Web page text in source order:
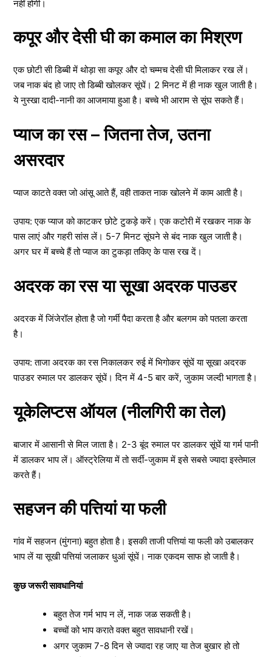
नहीं होगी।
कपूर और देसी घी का कमाल का मिश्रण
एक छोटी सी डिब्बी में थोड़ा सा कपूर और दो चम्मच देसी घी मिलाकर रख लें।
जब नाक बंद हो जाए तो डिब्बी खोलकर सूंघें। 2 मिनट में ही नाक खुल जाती है।
ये नुस्खा दादी-नानी का आजमाया हुआ है। बच्चे भी आराम से सूंघ सकते हैं।
प्याज का रस – जितना तेज, उतना
असरदार
प्याज काटते वक्त जो आंसू आते हैं, वही ताकत नाक खोलने में काम आती है।
उपाय: एक प्याज को काटकर छोटे टुकड़े करें। एक कटोरी में रखकर नाक के
पास लाएं और गहरी सांस लें। 5-7 मिनट सूंघने से बंद नाक खुल जाती है।
अगर घर में बच्चे हैं तो प्याज का टुकड़ा तकिए के पास रख दें।
अदरक का रस या सूखा अदरक पाउडर
अदरक में जिंजेरॉल होता है जो गर्मी पैदा करता है और बलगम को पतला करता
है।
उपाय: ताजा अदरक का रस निकालकर रुई में भिगोकर सूंघें या सूखा अदरक
पाउडर रुमाल पर डालकर सूंघें। दिन में 4-5 बार करें, जुकाम जल्दी भागता है।
यूकेलिप्टस ऑयल (नीलगिरी का तेल)
बाजार में आसानी से मिल जाता है। 2-3 बूंद रुमाल पर डालकर सूंघें या गर्म पानी
में डालकर भाप लें। ऑस्ट्रेलिया में तो सर्दी-जुकाम में इसे सबसे ज्यादा इस्तेमाल
करते हैं।
सहजन की पत्तियां या फली
गांव में सहजन (मुंगना) बहुत होता है। इसकी ताजी पत्तियां या फली को उबालकर
भाप लें या सूखी पत्तियां जलाकर धुआं सूंघें। नाक एकदम साफ हो जाती है।
कुछ जरूरी सावधानियां
बहुत तेज गर्म भाप न लें, नाक जळ सकती है।
बच्चों को भाप कराते वक्त बहुत सावधानी रखें।
अगर जुकाम 7-8 दिन से ज्यादा रह जाए या तेज बुखार हो तो